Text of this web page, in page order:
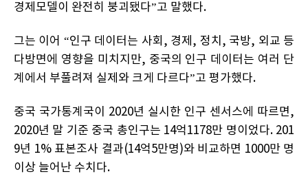
경제모델이 완전히 붕괴됐다”고 말했다.
그는 이어 “인구 데이터는 사회, 경제, 정치, 국방, 외교 등
다방면에 영향을 미치지만, 중국의 인구 데이터는 여러 단
계에서 부풀려져 실제와 크게 다르다”고 평가했다.
중국 국가통계국이 2020년 실시한 인구 센서스에 따르면,
2020년 말 기준 중국 총인구는 14억1178만 명이었다. 201
9년 1% 표본조사 결과(14억5만명)와 비교하면 1000만 명
이상 늘어난 수치다.